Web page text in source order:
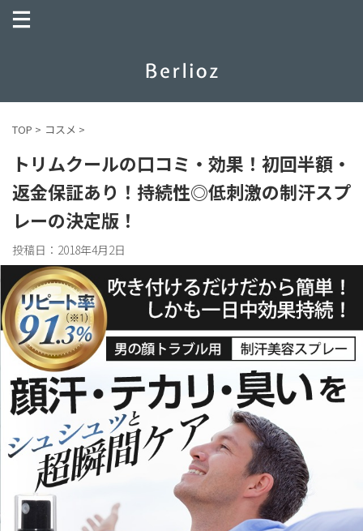
TOP > コスメ >
トリムクールの口コミ・効果！初回半額・
返金保証あり！持続性◎低刺激の制汗スプ
レーの決定版！
投稿日： 2018年4月2日